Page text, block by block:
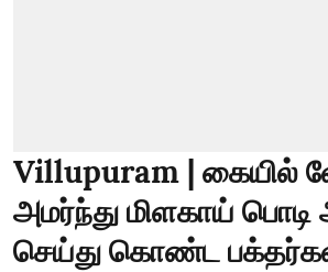
Villupuram | கையில்
அமர்ந்து மிளகாய் பொடி
செய்து கொண்ட